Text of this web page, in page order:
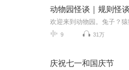
动物园怪谈｜规则怪
9 31万
庆祝七一和国庆节